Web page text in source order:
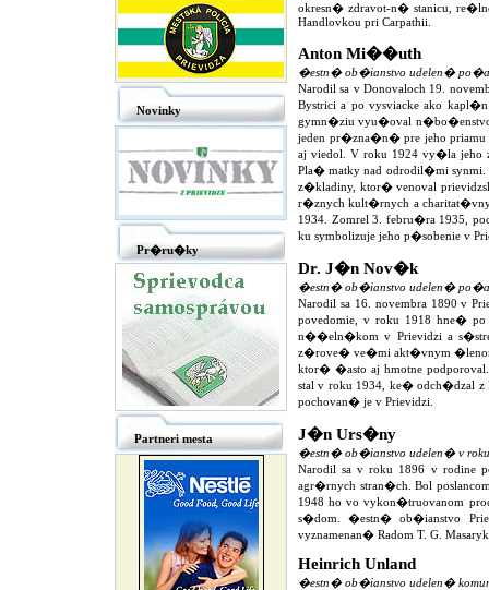
Novinky
Pr�ru�ky
Partneri mesta
okresn� zdravot-n� stanicu,
Handlovkou pri Carpathii.
Anton Mi��uth
�estn� ob�ianstvo udelen�
Narodil sa v Donovaloch 19.
Bystrici a po vysviacke ako
gymn�ziu vyu�oval
jeden pr�zna�n� pre jeho
aj viedol. V roku 1924 vy�la
Pla� matky nad odrodil�mi
z�kladiny, ktor� venoval
r�znych kult�rnych a
1934. Zomrel 3. febru�ra 1935,
ku symbolizuje jeho p�sobenie v
Dr. J�n Nov�k
�estn� ob�ianstvo udelen�
Narodil sa 16. novembra 1890 v
povedomie, v roku 1918 hne� po
n��eln�kom v Prievidzi a
z�rove� ve�mi akt�vnym
ktor� �asto aj hmotne
stal v roku 1934, ke� odch�dzal z
pochovan� je v Prievidzi.
J�n Urs�ny
�estn� ob�ianstvo udelen� v
Narodil sa v roku 1896 v rodine
agr�rnych stran�ch. Bol
1948 ho vo vykon�truovanom
s�dom. �estn� ob�ianstvo
vyznamenan� Radom T. G.
Heinrich Unland
�estn� ob�ianstvo udelen�